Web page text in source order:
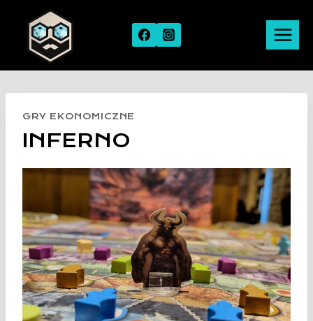
content
GRY EKONOMICZNE
INFERNO